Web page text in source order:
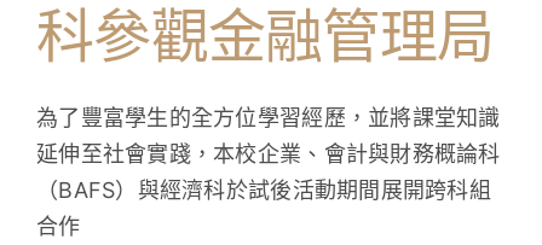
科參觀金融管理局
為了豐富學生的全方位學習經歷，並將課堂知識
延伸至社會實踐，本校企業、會計與財務概論科
（BAFS）與經濟科於試後活動期間展開跨科組
合作